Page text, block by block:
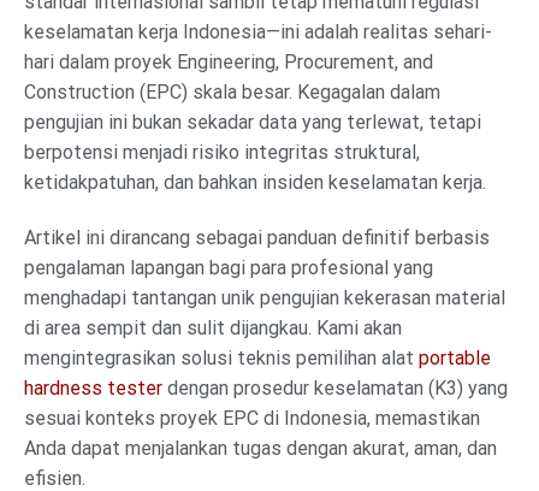
keselamatan kerja Indonesia—ini adalah realitas sehari-
hari dalam proyek Engineering, Procurement, and
Construction (EPC) skala besar. Kegagalan dalam
pengujian ini bukan sekadar data yang terlewat, tetapi
berpotensi menjadi risiko integritas struktural,
ketidakpatuhan, dan bahkan insiden keselamatan kerja.
Artikel ini dirancang sebagai panduan definitif berbasis
pengalaman lapangan bagi para profesional yang
menghadapi tantangan unik pengujian kekerasan material
di area sempit dan sulit dijangkau. Kami akan
mengintegrasikan solusi teknis pemilihan alat portable
hardness tester dengan prosedur keselamatan (K3) yang
sesuai konteks proyek EPC di Indonesia, memastikan
Anda dapat menjalankan tugas dengan akurat, aman, dan
efisien.